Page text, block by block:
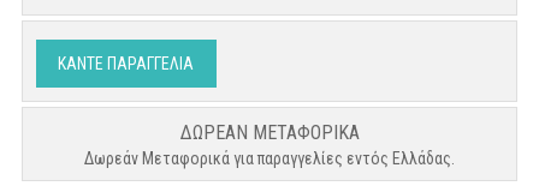
ΚΑΝΤΕ ΠΑΡΑΓΓΕΛΙΑ
ΔΩΡΕΑΝ ΜΕΤΑΦΟΡΙΚΑ
Δωρεάν Μεταφορικά για παραγγελίες εντός Ελλάδας.